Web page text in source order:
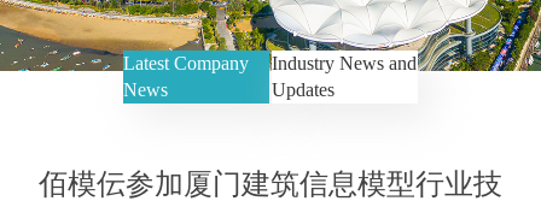
Latest Company
News
Industry News and
Updates
佰模伝参加厦门建筑信息模型行业技